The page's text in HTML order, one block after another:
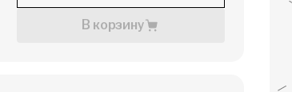
В корзину